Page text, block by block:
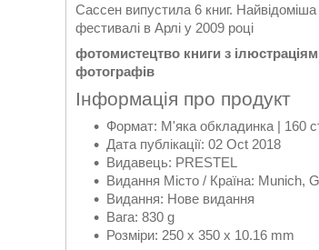
Сассен випустила 6 книг.
фестивалі в Арлі у 2009 році
фотомистецтво книги з
фотографів
Інформація про продукт
Формат: М'яка обкладинка | 160
Дата публікації: 02 Oct 2018
Видавець: PRESTEL
Видання Місто / Країна: Munich,
Видання: Нове видання
Вага: 830 g
Розміри: 250 x 350 x 10.16 mm